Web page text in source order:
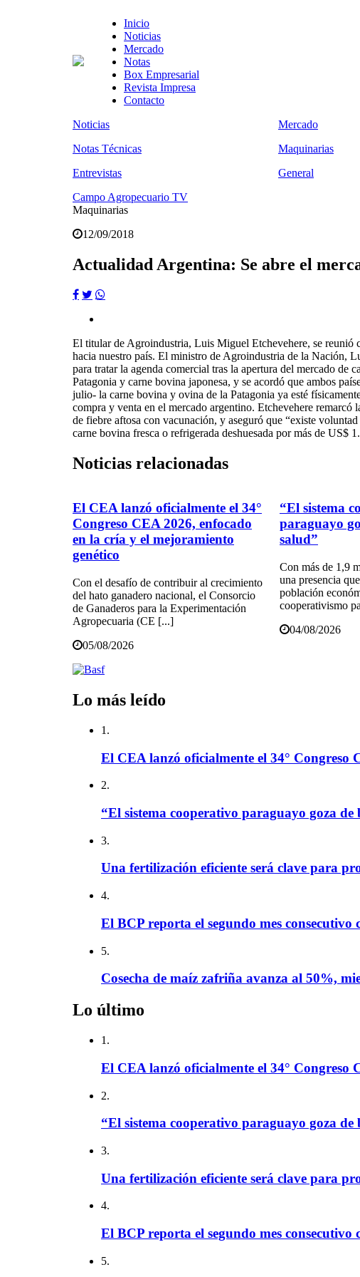
Inicio
Noticias
Mercado
Notas
Box Empresarial
Revista Impresa
Contacto
Noticias
Mercado
Notas Técnicas
Maquinarias
Entrevistas
General
Campo Agropecuario TV
Maquinarias
12/09/2018
Actualidad Argentina: Se abre el
El titular de Agroindustria, Luis Miguel Etchevehere, se reunió
hacia nuestro país. El ministro de Agroindustria de la Nación,
para tratar la agenda comercial tras la apertura del mercado de
Patagonia y carne bovina japonesa, y se acordó que ambos
julio- la carne bovina y ovina de la Patagonia ya esté
compra y venta en el mercado argentino. Etchevehere remarcó
de fiebre aftosa con vacunación, y aseguró que “existe
carne bovina fresca o refrigerada deshuesada por más de US$
Noticias relacionadas
El CEA lanzó oficialmente el 34°
Congreso CEA 2026, enfocado
en la cría y el mejoramiento
genético
Con el desafío de contribuir al crecimiento
del hato ganadero nacional, el Consorcio
de Ganaderos para la Experimentación
Agropecuaria (CE [...]
05/08/2026
“El sistema
paraguayo
salud”
Con más de 1,9
una presencia
población
cooperativismo
04/08/2026
Lo más leído
1.
El CEA lanzó oficialmente el 34° Congreso
2.
“El sistema cooperativo paraguayo goza de
3.
Una fertilización eficiente será clave para
4.
El BCP reporta el segundo mes consecutivo
5.
Cosecha de maíz zafriña avanza al 50%,
Lo último
1.
El CEA lanzó oficialmente el 34° Congreso
2.
“El sistema cooperativo paraguayo goza de
3.
Una fertilización eficiente será clave para
4.
El BCP reporta el segundo mes consecutivo
5.